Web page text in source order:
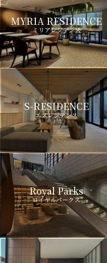
MYRIA RESIDENCE
ミリアレジデンス
S-RESIDENCE
エスレジデンス
Royal Parks
ロイヤルパークス